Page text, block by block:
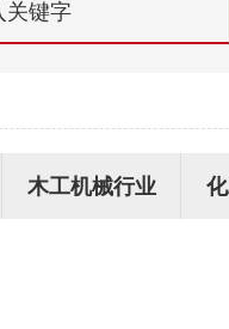
联系欣灵
木工机械行业